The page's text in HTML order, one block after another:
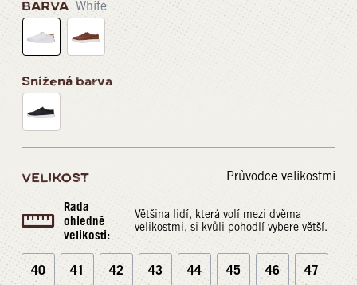
BARVA White
Snížená barva
VELIKOST Průvodce velikostmi
Rada
ohledně
velikosti:
Většina lidí, která volí mezi dvěma
velikostmi, si kvůli pohodlí vybere větší.
40 41 42 43 44 45 46 47